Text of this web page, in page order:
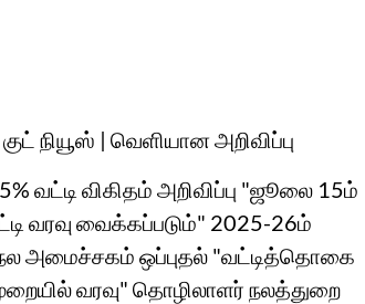
நியூஸ் | வெளியான அறிவிப்பு
வட்டி விகிதம் அறிவிப்பு "ஜூலை 15ம்
வரவு வைக்கப்படும்" 2025-26ம்
அமைச்சகம் ஒப்புதல் "வட்டித்தொகை
வரவு" தொழிலாளர் நலத்துறை